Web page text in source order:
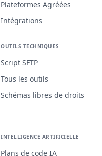
Plateformes Agréées
Intégrations
OUTILS TECHNIQUES
Script SFTP
Tous les outils
Schémas libres de droits
INTELLIGENCE ARTIFICIELLE
Plans de code IA